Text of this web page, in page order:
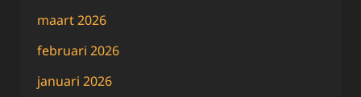
maart 2026
februari 2026
januari 2026